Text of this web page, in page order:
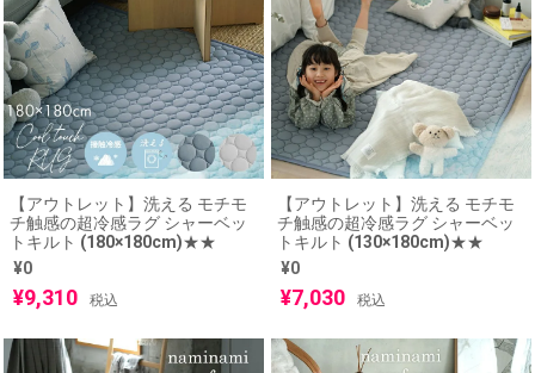
【アウトレット】洗える モチモ
チ触感の超冷感ラグ シャーベッ
トキルト (180×180cm)★★
¥0
¥9,310 税込
【アウトレット】洗える モチモ
チ触感の超冷感ラグ シャーベッ
トキルト (130×180cm)★★
¥0
¥7,030 税込